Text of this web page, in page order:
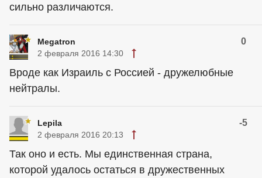
сильно различаются.
Megatron 0
2 февраля 2016 14:30
Вроде как Израиль с Россией - дружелюбные
нейтралы.
Lepila -5
2 февраля 2016 20:13
Так оно и есть. Мы единственная страна,
которой удалось остаться в дружественных